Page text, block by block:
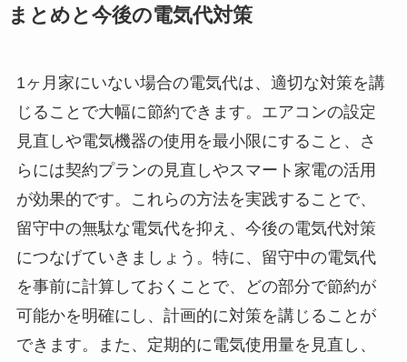
まとめと今後の電気代対策
1ヶ月家にいない場合の電気代は、適切な対策を講
じることで大幅に節約できます。エアコンの設定
見直しや電気機器の使用を最小限にすること、さ
らには契約プランの見直しやスマート家電の活用
が効果的です。これらの方法を実践することで、
留守中の無駄な電気代を抑え、今後の電気代対策
につなげていきましょう。特に、留守中の電気代
を事前に計算しておくことで、どの部分で節約が
可能かを明確にし、計画的に対策を講じることが
できます。また、定期的に電気使用量を見直し、